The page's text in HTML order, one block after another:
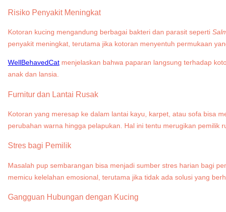
Risiko Penyakit Meningkat
Kotoran kucing mengandung berbagai bakteri dan parasit seperti
penyakit meningkat, terutama jika kotoran menyentuh permukaan
WellBehavedCat menjelaskan bahwa paparan langsung terhadap
anak dan lansia.
Furnitur dan Lantai Rusak
Kotoran yang meresap ke dalam lantai kayu, karpet, atau sofa bisa
perubahan warna hingga pelapukan. Hal ini tentu merugikan pemilik
Stres bagi Pemilik
Masalah pup sembarangan bisa menjadi sumber stres harian bagi
memicu kelelahan emosional, terutama jika tidak ada solusi yang
Gangguan Hubungan dengan Kucing